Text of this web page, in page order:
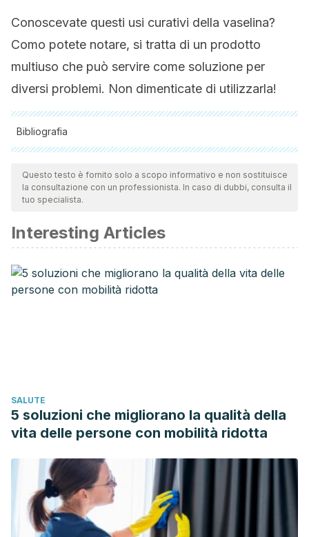
Conoscevate questi usi curativi della vaselina?
Como potete notare, si tratta di un prodotto
multiuso che può servire come soluzione per
diversi problemi. Non dimenticate di utilizzarla!
Bibliografia
Tutte le fonti citate sono state esaminate a fondo dal nostro
team per garantirne la qualità, l'affidabilità, l'attualità e la
validità. La bibliografia di questo articolo è stata considerata
Araújo, Natalúcia Matos, and Sonia Maria Junqueira
Vasconcellos de Oliveira. “The use of liquid petroleum jelly
in the prevention of perineal lacerations during
birth.” Revista latino-americana de enfermagem
estéril para lesión por extravasación en un
Archivos argentinos de pediatría
Questo testo è fornito solo a scopo informativo e non sostituisce
la consultazione con un professionista. In caso di dubbi, consulta il
tuo specialista.
Interesting Articles
SALUTE
5 soluzioni che migliorano la qualità della
vita delle persone con mobilità ridotta